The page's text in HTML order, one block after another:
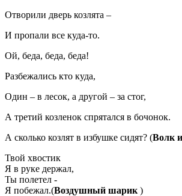
Отворили дверь козлята –
И пропали все куда-то.
Ой, беда, беда, беда!
Разбежались кто куда,
Один – в лесок, а другой – за стог,
А третий козленок спрятался в бочонок.
А сколько козлят в избушке сидят? (Волк
Твой хвостик
Я в руке держал,
Ты полетел -
Я побежал.(Воздушный шарик )